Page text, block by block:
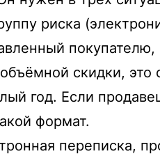
риска
скидки,
год. Если
формат.
переписка,